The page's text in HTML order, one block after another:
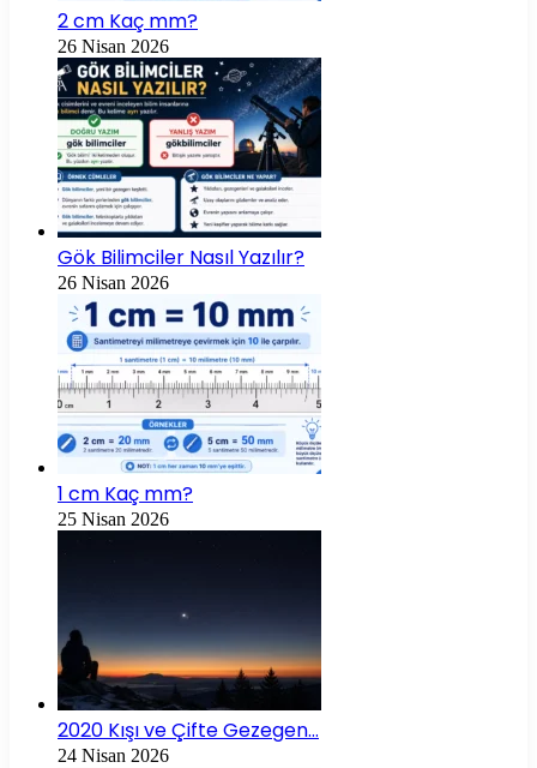
2 cm Kaç mm?
26 Nisan 2026
Gök Bilimciler Nasıl Yazılır?
26 Nisan 2026
1 cm Kaç mm?
25 Nisan 2026
2020 Kışı ve Çifte Gezegen…
24 Nisan 2026